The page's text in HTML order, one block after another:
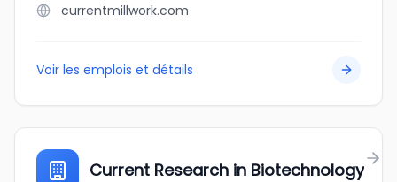
currentmillwork.com
Voir les emplois et détails
Current Research in Biotechnology